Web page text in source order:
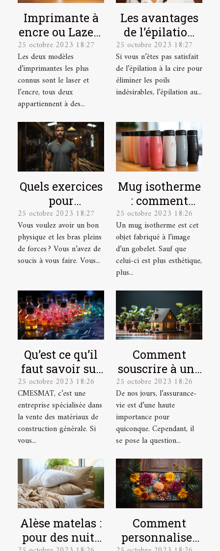
Imprimante à
encre ou Lazer :
laquelle
choisir ?
25 octobre 2023 18:27
Les deux modèles
d’imprimantes les plus
connus sont le laser et
l’encre, tous deux
appartiennent à des...
Les avantages
de l’épilation
au laser et
comment se
préparer pour ?
25 octobre 2023 18:27
Si vous n’êtes pas satisfait
de l’épilation à la cire pour
éliminer les poils
indésirables, l’épilation au...
Quels exercices
pour
développer ses
muscles ?
25 octobre 2023 18:27
Vous voulez avoir un bon
physique et les bras pleins
de forces ? Vous n’avez de
soucis à vous faire. Vous...
Mug isotherme
: comment
trouver un
modèle de
qualité ?
25 octobre 2023 18:26
Un mug isotherme est cet
objet fabriqué à l’image
d’un gobelet. Sauf que
celui-ci est plus esthétique,
plus...
Qu’est ce qu’il
faut savoir sur
CMESMAT ?
25 octobre 2023 18:26
CMESMAT, c’est une
entreprise spécialisée dans
la vente des matériaux de
construction générale. Si
vous...
Comment
souscrire à une
assurance vie ?
25 octobre 2023 18:26
De nos jours, l’assurance-
vie est d’une haute
importance pour
quiconque. Cependant, il
se pose la question...
Alèse matelas :
pour des nuits
Comment
personnaliser